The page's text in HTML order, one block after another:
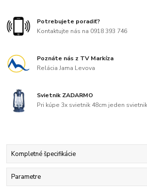
Potrebujete poradiť?
Kontaktujte nás na 0918 393 746
Poznáte nás z TV Markíza
Relácia Jama Levova
Svietnik ZADARMO
Pri kúpe 3x svietnik 48cm jeden
Kompletné špecifikácie
Parametre